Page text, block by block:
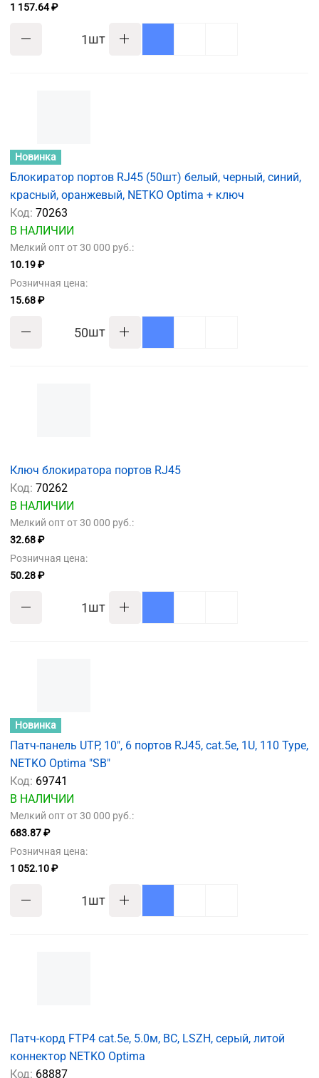
1 157.64 ₽
шт
Новинка
Блокиратор портов RJ45 (50шт) белый, черный, синий,
красный, оранжевый, NETKO Optima + ключ
Код: 70263
В НАЛИЧИИ
Мелкий опт от 30 000 руб.:
10.19 ₽
Розничная цена:
15.68 ₽
шт
Ключ блокиратора портов RJ45
Код: 70262
В НАЛИЧИИ
Мелкий опт от 30 000 руб.:
32.68 ₽
Розничная цена:
50.28 ₽
шт
Новинка
Патч-панель UTP, 10", 6 портов RJ45, cat.5e, 1U, 110 Type,
NETKO Optima "SB"
Код: 69741
В НАЛИЧИИ
Мелкий опт от 30 000 руб.:
683.87 ₽
Розничная цена:
1 052.10 ₽
шт
Патч-корд FTP4 cat.5е, 5.0м, BC, LSZH, серый, литой
коннектор NETKO Optima
Код: 68887